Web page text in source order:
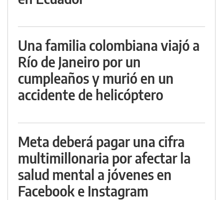
Una familia colombiana viajó a
Río de Janeiro por un
cumpleaños y murió en un
accidente de helicóptero
Meta deberá pagar una cifra
multimillonaria por afectar la
salud mental a jóvenes en
Facebook e Instagram